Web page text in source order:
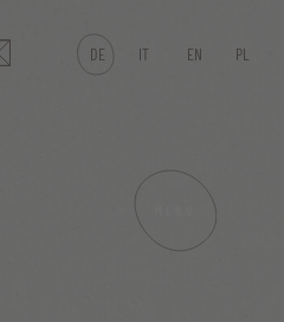
DE IT EN PL